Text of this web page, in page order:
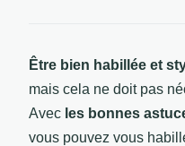
Être bien habillée et
mais cela ne doit pas
Avec les bonnes
vous pouvez vous